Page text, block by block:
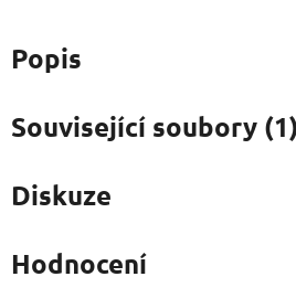
Popis
Související soubory (1)
Diskuze
Hodnocení